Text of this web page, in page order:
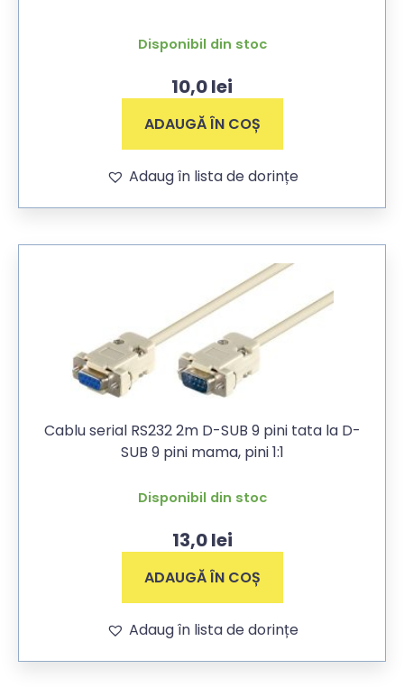
Disponibil din stoc
10,0lei
ADAUGĂ ÎN COȘ
Adaug în lista de dorințe
Cablu serial RS232 2m D-SUB 9 pini tata la D-
SUB 9 pini mama, pini 1:1
Disponibil din stoc
13,0lei
ADAUGĂ ÎN COȘ
Adaug în lista de dorințe